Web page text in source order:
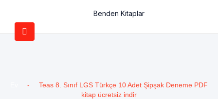
Benden Kitaplar
-
Teas 8. Sınıf LGS Türkçe 10 Adet Şipşak Deneme PDF
kitap ücretsiz indir